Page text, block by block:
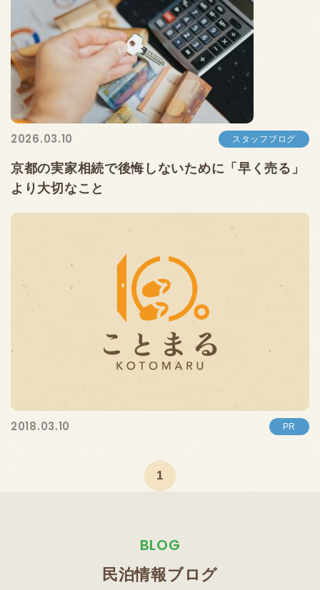
2026.03.10 スタッフブログ
京都の実家相続で後悔しないために「早く売る」
より大切なこと
2018.03.10 PR
1
BLOG
民泊情報ブログ